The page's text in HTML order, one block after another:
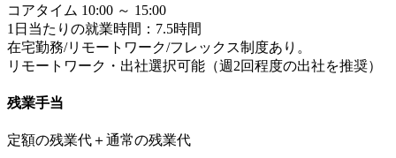
コアタイム 10:00 ～ 15:00
1日当たりの就業時間：7.5時間
在宅勤務/リモートワーク/フレックス制度あり。
リモートワーク・出社選択可能（週2回程度の出社を推奨）
残業手当
定額の残業代＋通常の残業代